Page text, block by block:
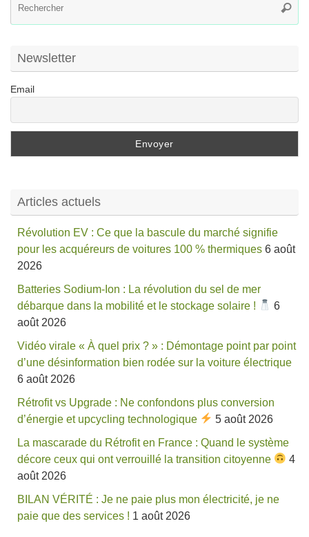
Newsletter
Email
Articles actuels
Révolution EV : Ce que la bascule du marché signifie
pour les acquéreurs de voitures 100 % thermiques 6 août
2026
Batteries Sodium-Ion : La révolution du sel de mer
débarque dans la mobilité et le stockage solaire !
6
août 2026
Vidéo virale « À quel prix ? » : Démontage point par point
d’une désinformation bien rodée sur la voiture électrique
6 août 2026
Rétrofit vs Upgrade : Ne confondons plus conversion
d’énergie et upcycling technologique
5 août 2026
La mascarade du Rétrofit en France : Quand le système
décore ceux qui ont verrouillé la transition citoyenne
4
août 2026
BILAN VÉRITÉ : Je ne paie plus mon électricité, je ne
paie que des services ! 1 août 2026